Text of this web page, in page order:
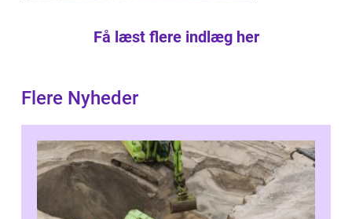
Få læst flere indlæg her
Flere Nyheder